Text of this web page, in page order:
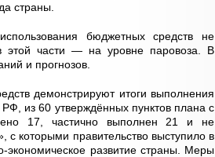
страны.
бюджетных средств не
этой части — на уровне паровоза. В
и прогнозов.
демонстрируют итоги выполнения
из 60 утверждённых пунктов плана с
17, частично выполнен 21 и не
с которыми правительство выступило в
экономическое развитие страны. Меры